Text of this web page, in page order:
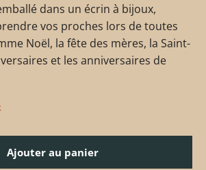
dans un écrin à bijoux,
vos proches lors de toutes
Noël, la fête des mères, la Saint-
et les anniversaires de
Ajouter au panier